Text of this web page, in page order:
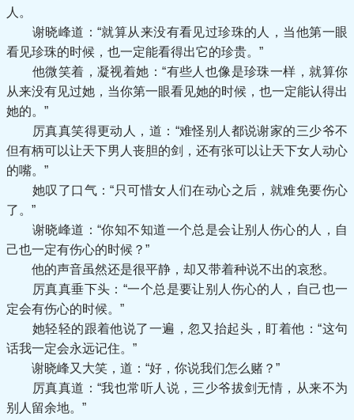
人。
谢晓峰道：“就算从来没有看见过珍珠的人，当他第一眼
看见珍珠的时候，也一定能看得出它的珍贵。”
他微笑着，凝视着她：“有些人也像是珍珠一样，就算你
从来没有见过她，当你第一眼看见她的时候，也一定能认得出
她的。”
厉真真笑得更动人，道：“难怪别人都说谢家的三少爷不
但有柄可以让天下男人丧胆的剑，还有张可以让天下女人动心
的嘴。”
她叹了口气：“只可惜女人们在动心之后，就难免要伤心
了。”
谢晓峰道：“你知不知道一个总是会让别人伤心的人，自
己也一定有伤心的时候？”
他的声音虽然还是很平静，却又带着种说不出的哀愁。
厉真真垂下头：“一个总是要让别人伤心的人，自己也一
定会有伤心的时候。”
她轻轻的跟着他说了一遍，忽又抬起头，盯着他：“这句
话我一定会永远记住。”
谢晓峰又大笑，道：“好，你说我们怎么赌？”
厉真真道：“我也常听人说，三少爷拔剑无情，从来不为
别人留余地。”